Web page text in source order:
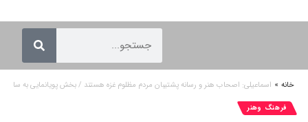
خانه » اسماعیلی: اصحاب هنر و رسانه پشتیبان مردم مظلوم غزه هستند / بخش پویانمایی به
فرهنگ وهنر